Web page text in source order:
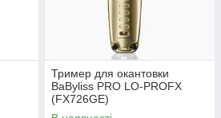
Тример для окантовки
BaByliss PRO LO-PROFX
(FX726GE)